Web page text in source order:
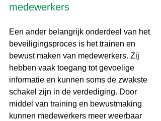
medewerkers
Een ander belangrijk onderdeel van het
beveiligingsproces is het trainen en
bewust maken van medewerkers. Zij
hebben vaak toegang tot gevoelige
informatie en kunnen soms de zwakste
schakel zijn in de verdediging. Door
middel van training en bewustmaking
kunnen medewerkers meer weerbaar